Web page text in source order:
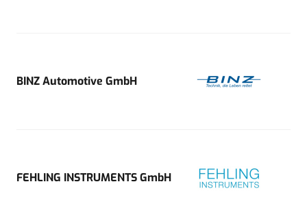
BINZ Automotive GmbH
FEHLING INSTRUMENTS GmbH